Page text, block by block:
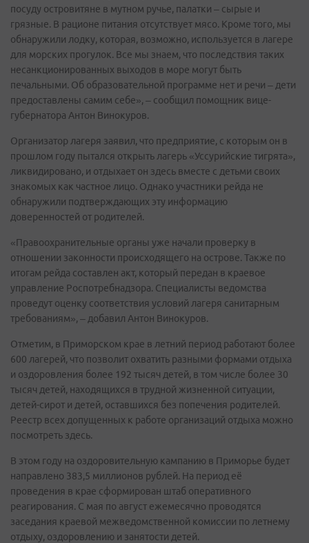
посуду островитяне в мутном ручье, палатки – сырые и
грязные. В рационе питания отсутствует мясо. Кроме того, мы
обнаружили лодку, которая, возможно, используется в лагере
для морских прогулок. Все мы знаем, что последствия таких
несанкционированных выходов в море могут быть
печальными. Об образовательной программе нет и речи – дети
предоставлены самим себе», – сообщил помощник вице-
губернатора Антон Винокуров.
Организатор лагеря заявил, что предприятие, с которым он в
прошлом году пытался открыть лагерь «Уссурийские тигрята»,
ликвидировано, и отдыхает он здесь вместе с детьми своих
знакомых как частное лицо. Однако участники рейда не
обнаружили подтверждающих эту информацию
доверенностей от родителей.
«Правоохранительные органы уже начали проверку в
отношении законности происходящего на острове. Также по
итогам рейда составлен акт, который передан в краевое
управление Роспотребнадзора. Специалисты ведомства
проведут оценку соответствия условий лагеря санитарным
требованиям», – добавил Антон Винокуров.
Отметим, в Приморском крае в летний период работают более
600 лагерей, что позволит охватить разными формами отдыха
и оздоровления более 192 тысяч детей, в том числе более 30
тысяч детей, находящихся в трудной жизненной ситуации,
детей-сирот и детей, оставшихся без попечения родителей.
Реестр всех допущенных к работе организаций отдыха можно
посмотреть здесь.
В этом году на оздоровительную кампанию в Приморье будет
направлено 383,5 миллионов рублей. На период её
проведения в крае сформирован штаб оперативного
реагирования. С мая по август ежемесячно проводятся
заседания краевой межведомственной комиссии по летнему
отдыху, оздоровлению и занятости детей.